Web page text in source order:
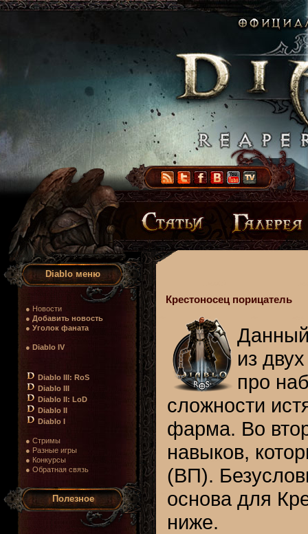
Diablo меню
● Новости
● Добавить новость
● Уголок фаната
● Diablo IV
Diablo III: RoS
Diablo III
Diablo II: LoD
Diablo II
Diablo I
● Стримы
● Разные игры
● Конкурсы
● Обратная связь
Полезное
Крестоносец порицатель
из
про
сложности
фарма. Во
навыков,
(ВП).
основа для
ниже.